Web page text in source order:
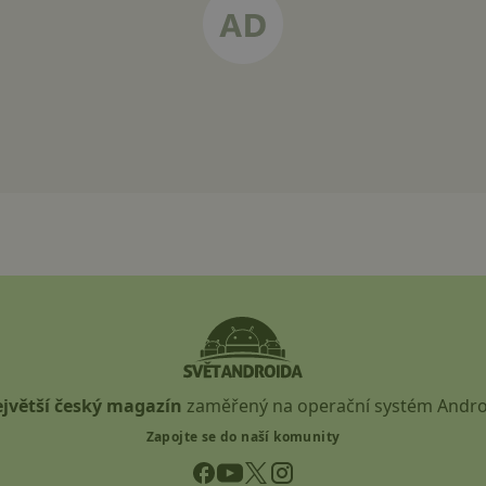
český magazín zaměřený na operační systém
Zapojte se do naší komunity